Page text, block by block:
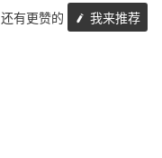
还有更赞的 我来推荐